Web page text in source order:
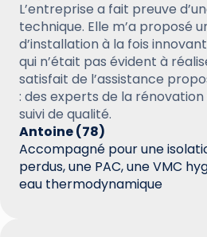
L’entreprise a fait preuve
technique. Elle m’a proposé
d’installation à la fois
qui n’était pas évident à
satisfait de l’assistance
: des experts de la
suivi de qualité.
Antoine (78)
Accompagné pour une
perdus, une PAC, une VMC
eau thermodynamique